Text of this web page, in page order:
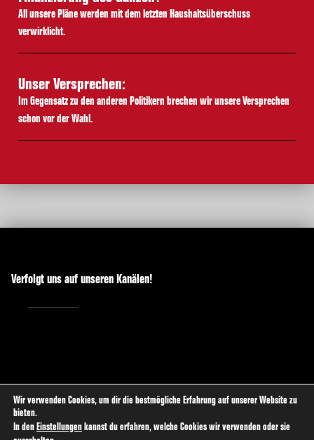
All unsere Pläne werden mit dem letzten Haushaltsüberschuss
verwirklicht.
Unser Versprechen:
Im Gegensatz zu den anderen Politikern brechen wir unsere Versprechen
schon vor der Wahl.
Verfolgt uns auf unseren Kanälen!
Die PARTEI Kreisverband Hagen
Wir verwenden Cookies, um dir die bestmögliche Erfahrung auf unserer Website zu
bieten.
In den Einstellungen kannst du erfahren, welche Cookies wir verwenden oder sie